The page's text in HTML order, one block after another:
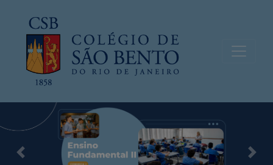
Previous